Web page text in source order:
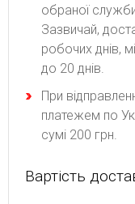
обраної
Зазвичай,
робочих днів,
до 20 днів.
При
платежем по
сумі 200 грн.
Вартість